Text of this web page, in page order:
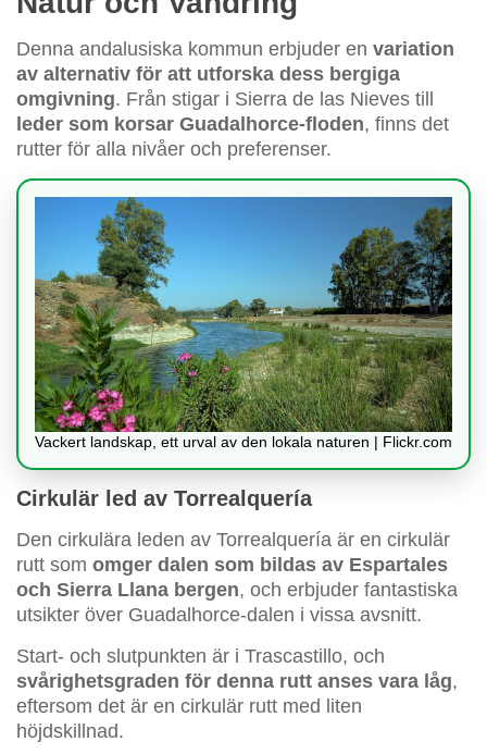
Denna andalusiska kommun erbjuder en variation
av alternativ för att utforska dess bergiga
omgivning. Från stigar i Sierra de las Nieves till
leder som korsar Guadalhorce-floden, finns det
rutter för alla nivåer och preferenser.
Vackert landskap, ett urval av den lokala naturen | Flickr.com
Cirkulär led av Torrealquería
Den cirkulära leden av Torrealquería är en cirkulär
rutt som omger dalen som bildas av Espartales
och Sierra Llana bergen, och erbjuder fantastiska
utsikter över Guadalhorce-dalen i vissa avsnitt.
Start- och slutpunkten är i Trascastillo, och
svårighetsgraden för denna rutt anses vara låg,
eftersom det är en cirkulär rutt med liten
höjdskillnad.